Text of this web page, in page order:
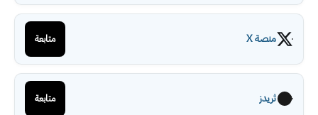
منصة X متابعة
ثريدز متابعة